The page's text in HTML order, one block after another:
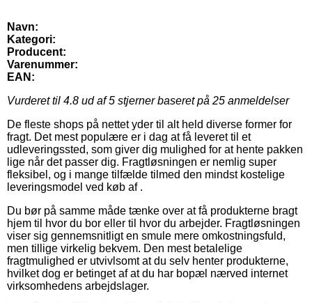
Navn:
Kategori:
Producent:
Varenummer:
EAN:
Vurderet til 4.8 ud af 5 stjerner baseret på 25 anmeldelser
De fleste shops på nettet yder til alt held diverse former for
fragt. Det mest populære er i dag at få leveret til et
udleveringssted, som giver dig mulighed for at hente pakken
lige når det passer dig. Fragtløsningen er nemlig super
fleksibel, og i mange tilfælde tilmed den mindst kostelige
leveringsmodel ved køb af .
Du bør på samme måde tænke over at få produkterne bragt
hjem til hvor du bor eller til hvor du arbejder. Fragtløsningen
viser sig gennemsnitligt en smule mere omkostningsfuld,
men tillige virkelig bekvem. Den mest betalelige
fragtmulighed er utvivlsomt at du selv henter produkterne,
hvilket dog er betinget af at du har bopæl nærved internet
virksomhedens arbejdslager.